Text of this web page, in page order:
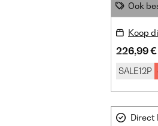
Ook
Koop
226,99 €
SALE12P
Direct